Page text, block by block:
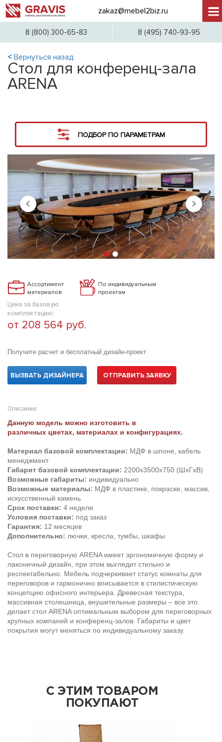
+7
zakaz@mebel2biz.ru
8 (800) 300-65-83 8 (495) 740-93-95
< Вернуться назад
Стол для конференц-зала
ARENA
ПОДБОР ПО ПАРАМЕТРАМ
Ассортимент
материалов
По индивидуальным
проектам
Цена за базовую
комплектацию:
от 208 564 руб.
Получите расчет и бесплатный дизайн-проект
ВЫЗВАТЬ ДИЗАЙНЕРА ОТПРАВИТЬ ЗАЯВКУ
Описание:
Данную модель можно изготовить в
различных цветах, материалах и конфигурациях.
Материал базовой комплектации: МДФ в шпоне, кабель
менеджмент
Габарит базовой комплектации: 2200х3500х750 (ШхГхВ)
Возможные габариты: индивидуально
Возможные материалы: МДФ в пластике, покраске, массив,
искусственный камень
Срок поставки: 4 недели
Условия поставки: под заказ
Гарантия: 12 месяцев
Дополнительно: лючки, кресла, тумбы, шкафы
Стол в переговорную ARENA имеет эргономичную форму и
лаконичный дизайн, при этом выглядит стильно и
респектабельно. Мебель подчеркивает статус комнаты для
переговоров и гармонично вписывается в стилистическую
концепцию офисного интерьера. Древесная текстура,
массивная столешница, внушительные размеры – все это
делает стол ARENA оптимальным выбором для переговорных
крупных компаний и конференц-залов. Габариты и цвет
покрытия могут меняться по индивидуальному заказу.
С ЭТИМ ТОВАРОМ
ПОКУПАЮТ